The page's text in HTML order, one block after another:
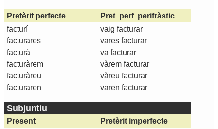
Pretèrit perfecte
facturí
facturares
facturà
facturàrem
facturàreu
facturaren
Pret. perf. perifràstic
vaig facturar
vares facturar
va facturar
vàrem facturar
vàreu facturar
varen facturar
Subjuntiu
Present
Pretèrit imperfecte